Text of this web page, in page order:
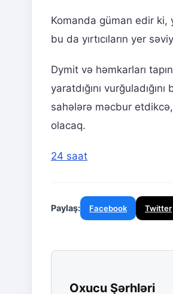
Komanda güman edir ki,
bu da yırtıcıların yer
Dymit və həmkarları
yaratdığını
sahələrə məcbur
olacaq.
24 saat
Paylaş: Facebook Twitter
Oxucu Şərhləri